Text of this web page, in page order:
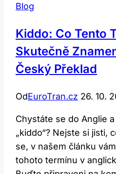
Blog
Kiddo: Co Tento
Skutečně
Český Překlad
OdEuroTran.cz 26. 10.
Chystáte se do Anglie
„kiddo“? Nejste si jisti,
se, v našem článku
tohoto termínu v